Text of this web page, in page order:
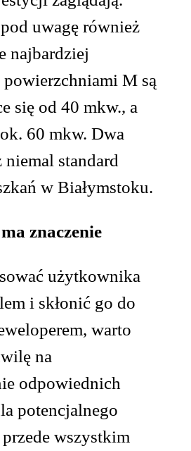
uwagę również
najbardziej
M są
się od 40 mkw., a
60 mkw. Dwa
standard
w Białymstoku.
znaczenie
użytkownika
i skłonić go do
warto
na
odpowiednich
potencjalnego
wszystkim